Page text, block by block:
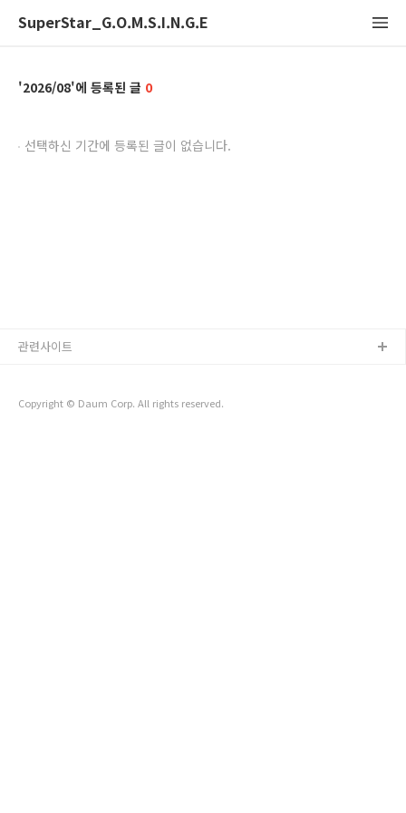
SuperStar_G.O.M.S.I.N.G.E
2026/08 0
선택하신 기간에 등록된 글이 없습니다.
Copyright © Daum Corp. All rights reserved.
관련사이트